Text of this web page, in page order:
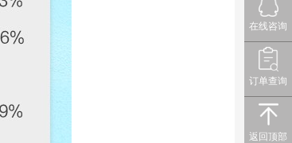
在线咨询
订单查询
返回顶部